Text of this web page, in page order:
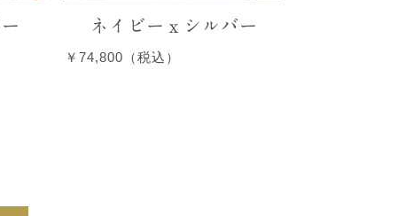
ネイビーｘシルバー
￥74,800（税込）